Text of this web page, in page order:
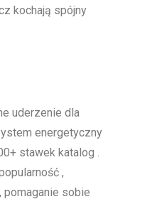
kochają spójny
uderzenie dla
energetyczny
stawek katalog .
,
pomaganie sobie